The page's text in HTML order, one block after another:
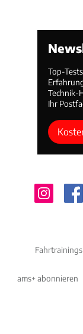
Top-
Technik-
Ihr
Fahrtrainings
ams+ abonnieren